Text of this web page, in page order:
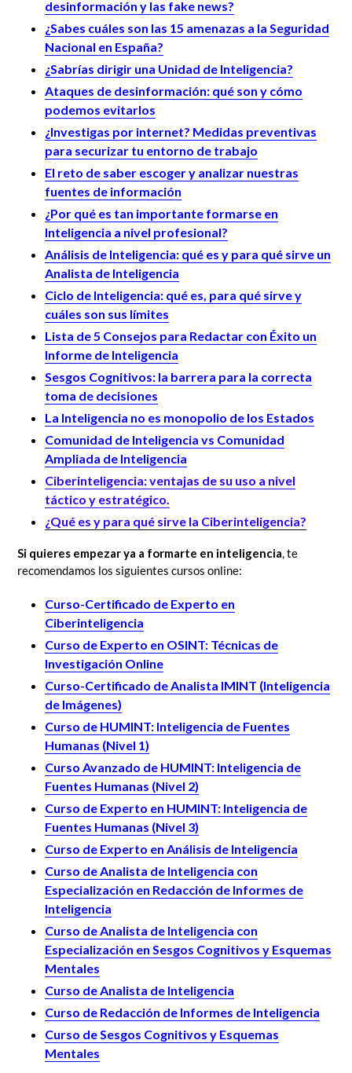
desinformación y las fake news?
¿Sabes cuáles son las 15 amenazas a la Seguridad
Nacional en España?
¿Sabrías dirigir una Unidad de Inteligencia?
Ataques de desinformación: qué son y cómo
podemos evitarlos
¿Investigas por internet? Medidas preventivas
para securizar tu entorno de trabajo
El reto de saber escoger y analizar nuestras
fuentes de información
¿Por qué es tan importante formarse en
Inteligencia a nivel profesional?
Análisis de Inteligencia: qué es y para qué sirve un
Analista de Inteligencia
Ciclo de Inteligencia: qué es, para qué sirve y
cuáles son sus límites
Lista de 5 Consejos para Redactar con Éxito un
Informe de Inteligencia
Sesgos Cognitivos: la barrera para la correcta
toma de decisiones
La Inteligencia no es monopolio de los Estados
Comunidad de Inteligencia vs Comunidad
Ampliada de Inteligencia
Ciberinteligencia: ventajas de su uso a nivel
táctico y estratégico.
¿Qué es y para qué sirve la Ciberinteligencia?
Si quieres empezar ya a formarte en inteligencia, te
recomendamos los siguientes cursos online:
Curso-Certificado de Experto en
Ciberinteligencia
Curso de Experto en OSINT: Técnicas de
Investigación Online
Curso-Certificado de Analista IMINT (Inteligencia
de Imágenes)
Curso de HUMINT: Inteligencia de Fuentes
Humanas (Nivel 1)
Curso Avanzado de HUMINT: Inteligencia de
Fuentes Humanas (Nivel 2)
Curso de Experto en HUMINT: Inteligencia de
Fuentes Humanas (Nivel 3)
Curso de Experto en Análisis de Inteligencia
Curso de Analista de Inteligencia con
Especialización en Redacción de Informes de
Inteligencia
Curso de Analista de Inteligencia con
Especialización en Sesgos Cognitivos y Esquemas
Mentales
Curso de Analista de Inteligencia
Curso de Redacción de Informes de Inteligencia
Curso de Sesgos Cognitivos y Esquemas
Mentales